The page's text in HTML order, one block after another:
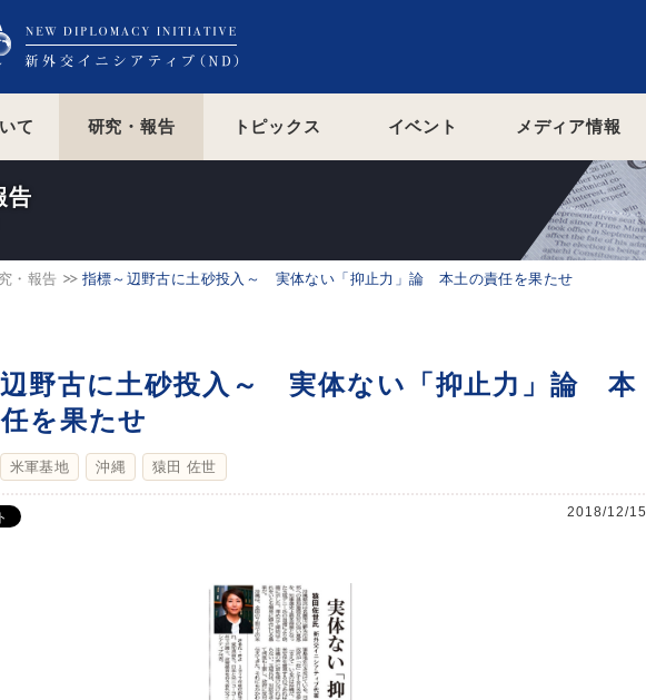
て 研究・報告 トピックス イベント メディア情報
・報告 指標～辺野古に土砂投入～ 実体ない「抑止力」論 本土の責任を果たせ
告
野古に土砂投入～ 実体ない「抑止力」論 本
を果たせ
米軍基地 沖縄 猿田 佐世
2018/12/15